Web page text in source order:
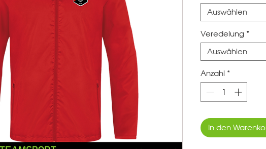
Auswählen
Veredelung *
Auswählen
Anzahl *
In den